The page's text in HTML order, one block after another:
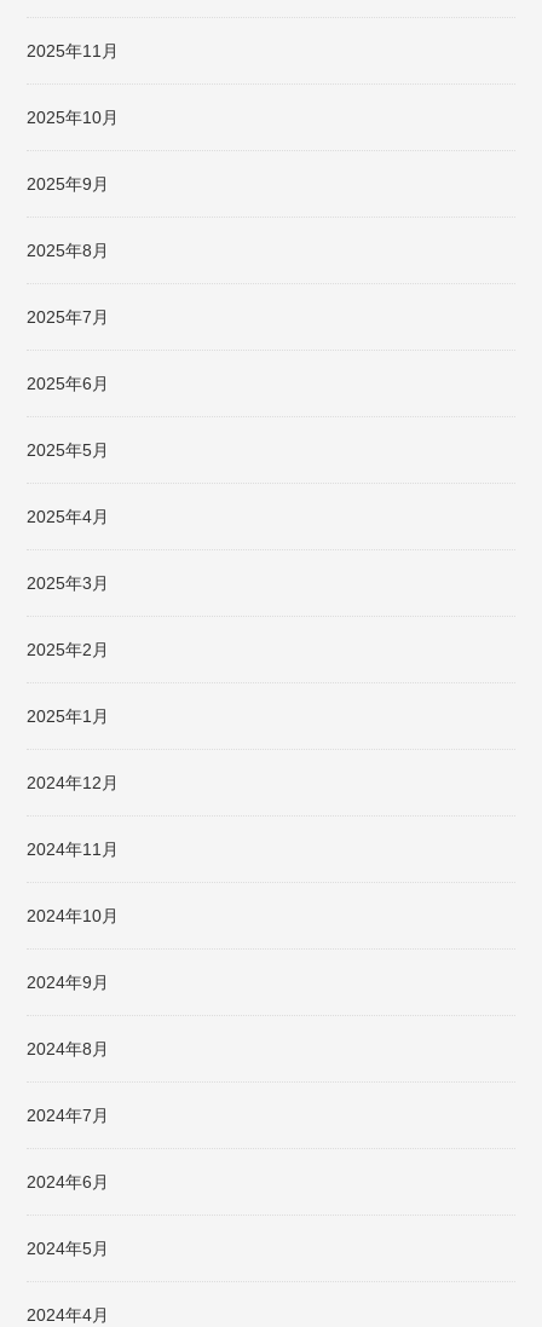
2025年11月
2025年10月
2025年9月
2025年8月
2025年7月
2025年6月
2025年5月
2025年4月
2025年3月
2025年2月
2025年1月
2024年12月
2024年11月
2024年10月
2024年9月
2024年8月
2024年7月
2024年6月
2024年5月
2024年4月